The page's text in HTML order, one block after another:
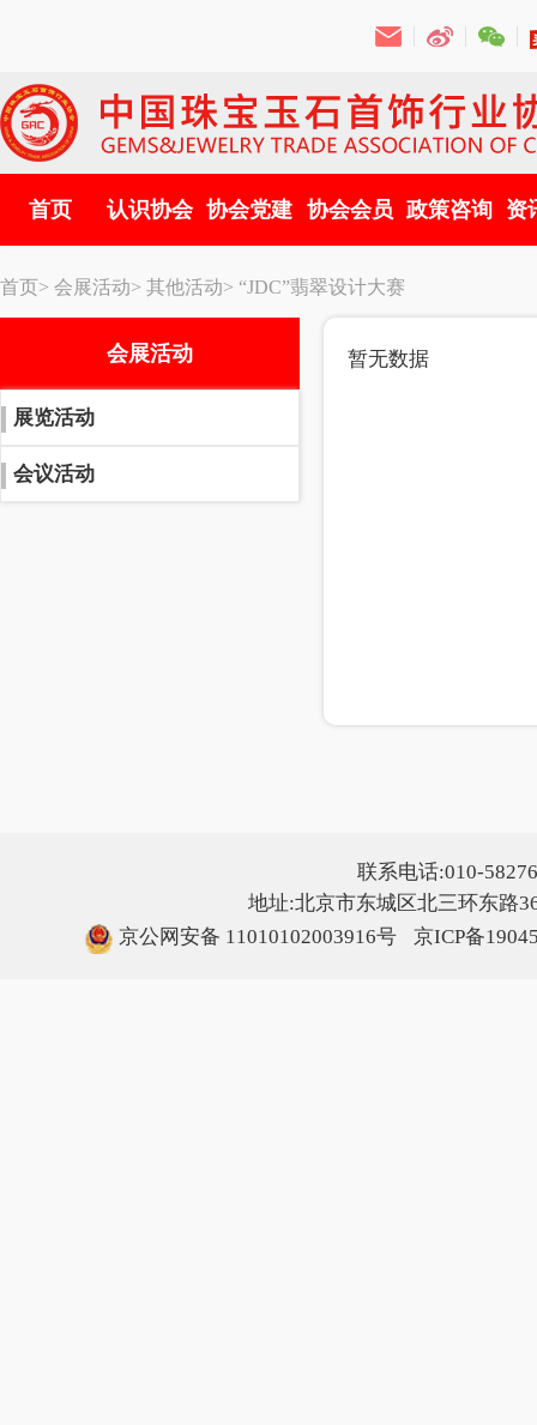
首页 认识协会 协会党建 协会会员 政策咨询 资
首页> 会展活动> 其他活动> “JDC”翡翠设计大赛
会展活动
展览活动
会议活动
暂无数据
联系电话:010-
地址:北京市东城区北三环东路
京公网安备 11010102003916号
京ICP备